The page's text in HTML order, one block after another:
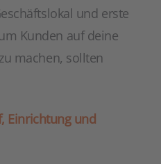
und erste
Kunden auf deine
machen, sollten
Einrichtung und